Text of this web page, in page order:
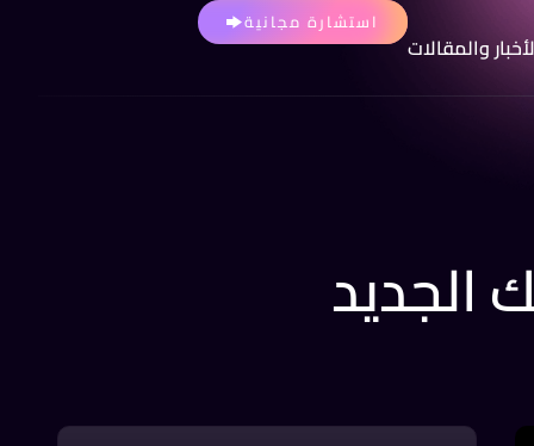
والمقالات
استشارة مجانية
الجديد